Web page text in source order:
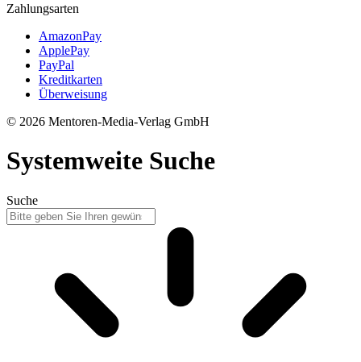
Zahlungsarten
AmazonPay
ApplePay
PayPal
Kreditkarten
Überweisung
© 2026 Mentoren-Media-Verlag GmbH
Systemweite Suche
Suche